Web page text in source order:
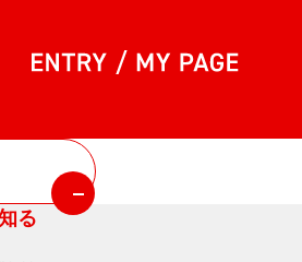
entry my page
る